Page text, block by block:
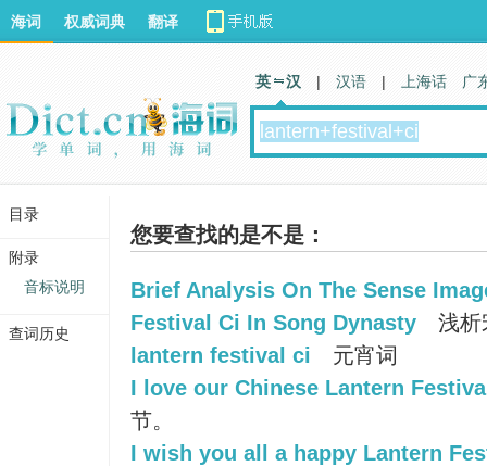
您要查找的是不是：
Brief Analysis On The Sense
Festival Ci In Song Dynasty
浅析
lantern festival ci
元宵词
I love our Chinese Lantern
节。
I wish you all a happy Lantern
海词 权威词典 翻译
英 汉 | 汉语 | 上海话 广
目录
附录
音标说明
查词历史